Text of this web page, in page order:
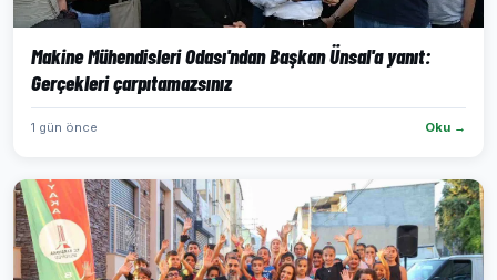
Makine Mühendisleri Odası'ndan Başkan Ünsal'a yanıt:
Gerçekleri çarpıtamazsınız
1 gün önce Oku →